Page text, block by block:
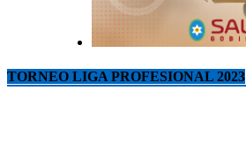
TORNEO LIGA PROFESIONAL 2023